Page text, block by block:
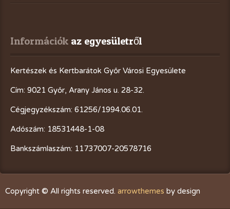
Információk az egyesületről
Kertészek és Kertbarátok Győr Városi Egyesülete
Cím: 9021 Győr, Arany János u. 28-32.
Cégjegyzékszám: 61256/1994.06.01.
Adószám: 18531448-1-08
Bankszámlaszám: 11737007-20578716
Copyright © All rights reserved. arrowthemes by design